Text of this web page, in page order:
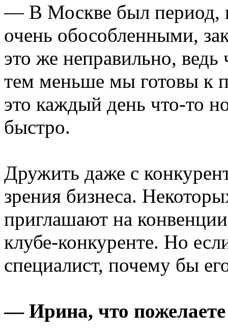
— В Москве был период,
очень обособленными,
это же неправильно,
тем меньше мы готовы к
это каждый день что-то
быстро.
Дружить даже с
зрения бизнеса.
приглашают на
клубе-конкуренте. Но
специалист, почему бы
— Ирина, что